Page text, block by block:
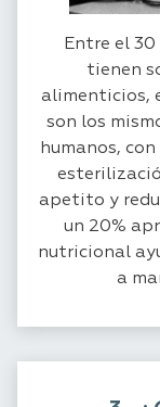
Entre el
tienen
alimenticios,
son los
humanos,
apetito y
un 20%
nutricional
a